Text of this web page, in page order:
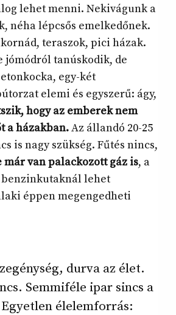
lehet menni. Nekivágunk a
néha lépcsős emelkedőnek.
teraszok, pici házak.
jómódról tanúskodik, de
egy-két
elemi és egyszerű: ágy,
hogy az emberek nem
a házakban.Az állandó 20-25
is nagy szükség. Fűtés nincs,
van palackozott gáz is, a
benzinkutaknál lehet
éppen megengedheti
durva az élet.
Semmiféle ipar sincs a
élelemforrás: